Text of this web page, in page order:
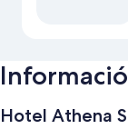
Hotel Athena